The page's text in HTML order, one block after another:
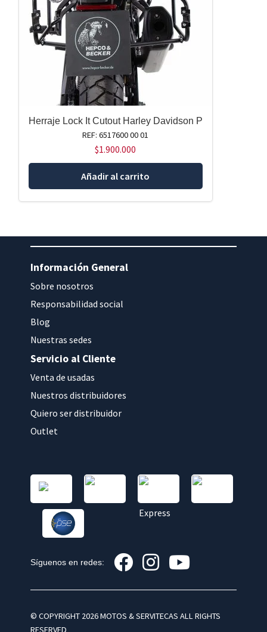
Herraje Lock It Cutout Harley Davidson P
REF: 6517600 00 01
$1.900.000
Añadir al carrito
Información General
Sobre nosotros
Responsabilidad social
Blog
Nuestras sedes
Servicio al Cliente
Venta de usadas
Nuestros distribuidores
Quiero ser distribuidor
Outlet
Síguenos en redes:
© COPYRIGHT 2026 MOTOS & SERVITECAS ALL RIGHTS
RESERVED